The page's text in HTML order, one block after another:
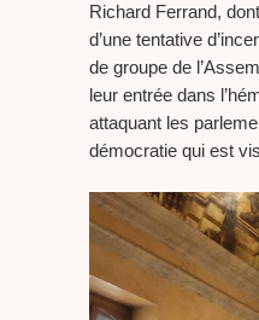
Richard Ferrand,
d’une tentative
de groupe de
leur entrée dans
attaquant les
démocratie qui est
Lecteur
vidéo